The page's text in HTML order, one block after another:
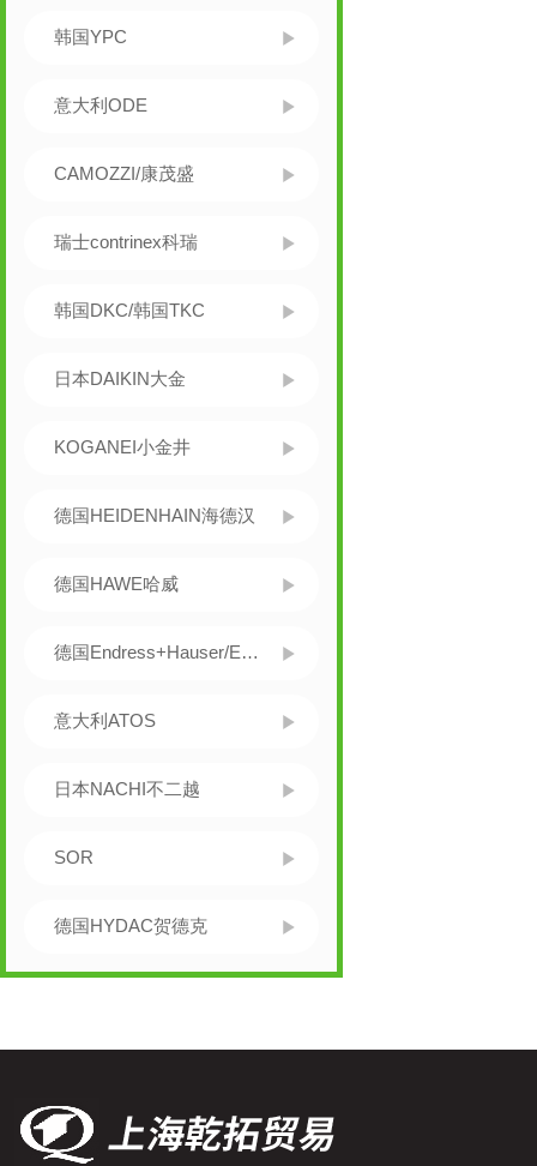
韩国YPC
意大利ODE
CAMOZZI/康茂盛
瑞士contrinex科瑞
韩国DKC/韩国TKC
日本DAIKIN大金
KOGANEI小金井
德国HEIDENHAIN海德汉
德国HAWE哈威
德国Endress+Hauser/E+H
意大利ATOS
日本NACHI不二越
SOR
德国HYDAC贺德克